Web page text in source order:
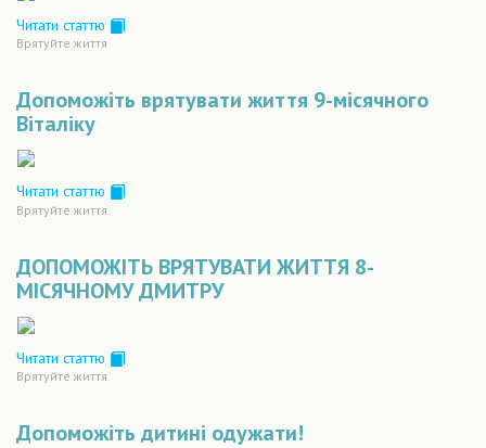
Читати статтю
Врятуйте життя
Допоможіть врятувати життя 9-місячного
Віталіку
Читати статтю
Врятуйте життя
ДОПОМОЖІТЬ ВРЯТУВАТИ ЖИТТЯ 8-
МІСЯЧНОМУ ДМИТРУ
Читати статтю
Врятуйте життя
Допоможіть дитині одужати!